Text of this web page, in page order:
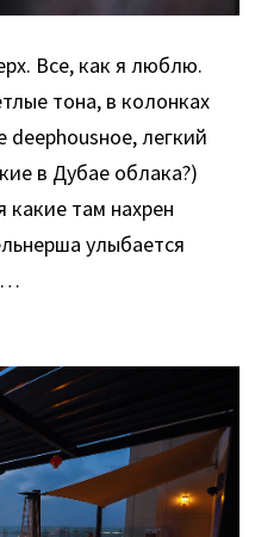
Все, как я люблю.
тона, в колонках
deephousное, легкий
в Дубае облака?)
какие там нахрен
улыбается